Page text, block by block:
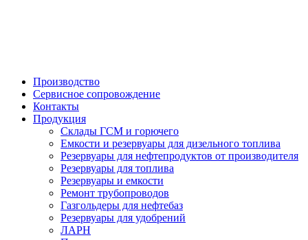
Производство
Сервисное сопровождение
Контакты
Продукция
Склады ГСМ и горючего
Емкости и резервуары для дизельного топлива
Резервуары для нефтепродуктов от производителя
Резервуары для топлива
Резервуары и емкости
Ремонт трубопроводов
Газгольдеры для нефтебаз
Резервуары для удобрений
ЛАРН